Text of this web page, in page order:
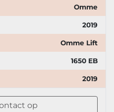
Omme
2019
Omme Lift
1650 EB
2019
op